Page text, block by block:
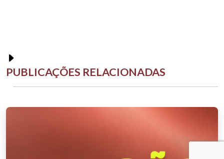
PUBLICAÇÕES RELACIONADAS